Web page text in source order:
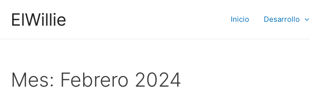
ElWillie Inicio Desarrollo
Mes: Febrero 2024